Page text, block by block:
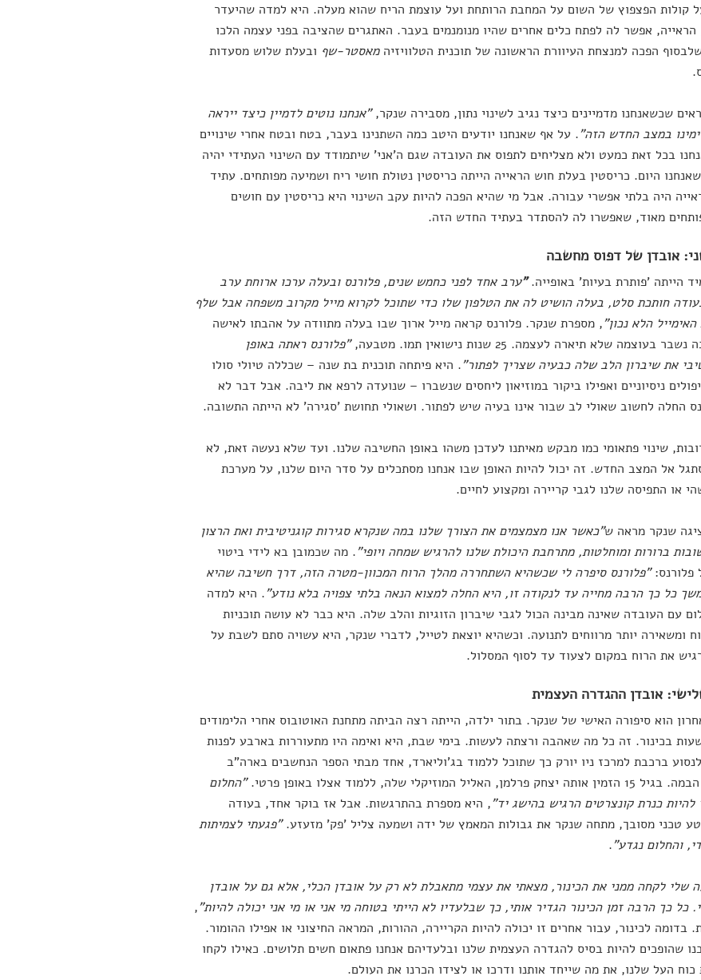
קולות הפצפוץ של השום על המחבת הרותחת ועל עוצמת הריח שהוא מעלה. היא למדה שהיעדר
הראייה, אפשר לה לפתח כלים אחרים שהיו מנומנמים בעבר. האתגרים שהציבה בפני עצמה הלכו
הפכה למנצחת העיוורת הראשונה של תוכנית הטלוויזיהמאסטר-שף ובעלת שלוש מסעדות
שכשאנחנו מדמיינים כיצד נגיב לשינוי נתון, מסבירה שנקר,"אנחנו נוטים לדמיין כיצד ייראה
במצב החדש הזה". על אף שאנחנו יודעים היטב כמה השתנינו בעבר, בטח ובטח אחרי שינויים
בכל זאת כמעט ולא מצליחים לתפוס את העובדה שגם ה'אני' שיתמודד עם השינוי העתידי יהיה
היום. כריסטין בעלת חוש הראייה הייתה כריסטין נטולת חושי ריח ושמיעה מפותחים. עתיד
היה בלתי אפשרי עבורה. אבל מי שהיא הפכה להיות עקב השינוי היא כריסטין עם חושים
מאוד, שאפשרו לה להסתדר בעתיד החדש הזה.
אובדן של דפוס מחשבה
הייתה 'פותרת בעיות' באופייה. "ערב אחד לפני כחמש שנים, פלורנס ובעלה ערכו ארוחת ערב
חותכת סלט, בעלה הושיט לה את הטלפון שלו כדי שתוכל לקרוא מייל מקרוב משפחה אבל שלף
הלא נכון", מספרת שנקר. פלורנס קראה מייל ארוך שבו בעלה מתוודה על אהבתו לאישה
בעוצמה שלא תיארה לעצמה. 25 שנות נישואין תמו. מטבעה,
"פלורנס ראתה באופן
את שיברון הלב שלה כבעיה שצריך לפתור". היא פיתחה תוכנית בת שנה – שכללה טיולי סולו
ניסיוניים ואפילו ביקור במוזיאון ליחסים שנשברו – שנועדה לרפא את ליבה. אבל דבר לא
החלה לחשוב שאולי לב שבור אינו בעיה שיש לפתור. ושאולי תחושת 'סגירה' לא הייתה התשובה.
שינוי פתאומי כמו מבקש מאיתנו לעדכן משהו באופן החשיבה שלנו. ועד שלא נעשה זאת, לא
אל המצב החדש. זה יכול להיות האופן שבו אנחנו מסתכלים על סדר היום שלנו, על מערכת
או התפיסה שלנו לגבי קריירה ומקצוע לחיים.
שנקר מראה ש"כאשר אנו מצמצמים את הצורך שלנו במה שנקרא סגירות קוגניטיבית ואת הרצון
ברורות ומוחלטות, מתרחבת היכולת שלנו להרגיש שמחה ויופי". מה שכמובן בא לידי ביטוי
פלורנס:"פלורנס סיפרה לי שכשהיא השתחררה מהלך הרוח המכוון-מטרה הזה, דרך חשיבה שהיא
כל כך הרבה מחייה עד לנקודה זו, היא החלה למצוא הנאה בלתי צפויה בלא נודע". היא למדה
עם העובדה שאינה מבינה הכול לגבי שיברון הזוגיות והלב שלה. היא כבר לא עושה תוכניות
ומשאירה יותר מרווחים לתנועה. וכשהיא יוצאת לטייל, לדברי שנקר, היא עשויה סתם לשבת על
את הרוח במקום לצעוד עד לסוף המסלול.
אובדן ההגדרה העצמית
הוא סיפורה האישי של שנקר. בתור ילדה, הייתה רצה הביתה מתחנת האוטובוס אחרי הלימודים
בכינור. זה כל מה שאהבה ורצתה לעשות. בימי שבת, היא ואימה היו מתעוררות בארבע לפנות
ברכבת למרכז ניו יורק כך שתוכל ללמוד בג'וליארד, אחד מבתי הספר הנחשבים בארה"ב
האליל המוזיקלי שלה, ללמוד אצלו באופן פרטי.
"החלום
להיות כנרת קונצרטים הרגיש בהישג יד", היא מספרת בהתרגשות. אבל אז בוקר אחד, בעודה
טכני מסובך, מתחה שנקר את גבולות המאמץ של ידה ושמעה צליל 'פק' מזעזע."פגעתי לצמיתות
והחלום נגדע".
שלי לקחה ממני את הכינור, מצאתי את עצמי מתאבלת לא רק על אובדן הכלי, אלא גם על אובדן
כל כך הרבה זמן הכינור הגדיר אותי, כך שבלעדיו לא הייתי בטוחה מי אני או מי אני יכולה להיות",
בדומה לכינור, עבור אחרים זו יכולה להיות הקריירה, ההורות, המראה החיצוני או אפילו ההומור.
שהופכים להיות בסיס להגדרה העצמית שלנו ובלעדיהם אנחנו פתאום חשים תלושים. כאילו לקחו
כוח העל שלנו, את מה שייחד אותנו ודרכו או לצידו הכרנו את העולם.